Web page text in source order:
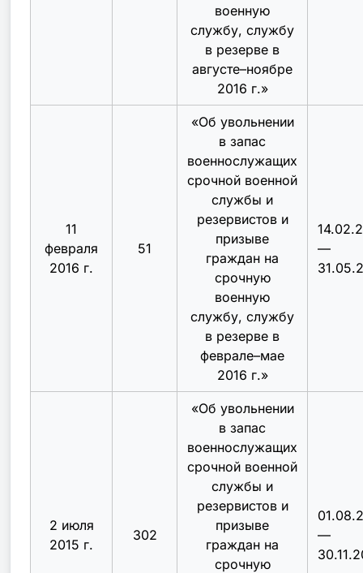
военную
службу, службу
в резерве в
августе–ноябре
2016 г.»
11
февраля
2016 г.
51
«Об увольнении
в запас
военнослужащих
срочной военной
службы и
резервистов и
призыве
граждан на
срочную
военную
службу, службу
в резерве в
феврале–мае
2016 г.»
—
2 июля
2015 г.
302
«Об увольнении
в запас
военнослужащих
срочной военной
службы и
резервистов и
призыве
граждан на
срочную
—